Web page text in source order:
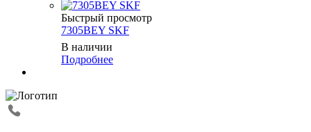
Быстрый просмотр
7305BEY SKF
В наличии
Подробнее